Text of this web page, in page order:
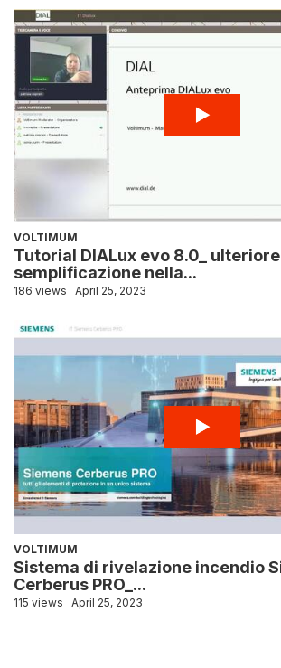
VOLTIMUM
Tutorial DIALux evo 8.0_ ulteriore
semplificazione nella...
186 views April 25, 2023
VOLTIMUM
Sistema di rivelazione incendio
Cerberus PRO_...
115 views April 25, 2023